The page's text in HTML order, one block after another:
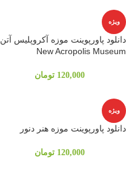
ویژه
دانلود پاورپوینت موزه آكروپليس آتن
New Acropolis Museum
120,000 تومان
ویژه
دانلود پاورپوینت موزه هنر دنور
120,000 تومان